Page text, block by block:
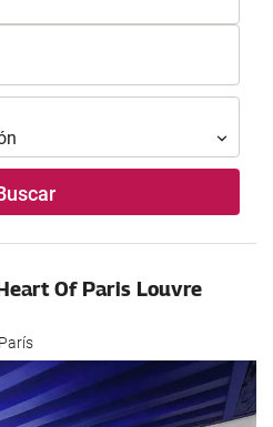
Of Paris Louvre